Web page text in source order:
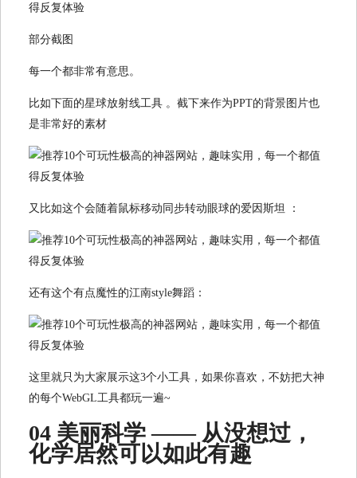
部分截图
每一个都非常有意思。
比如下面的星球放射线工具 。截下来作为PPT的背景图片也
是非常好的素材
又比如这个会随着鼠标移动同步转动眼球的爱因斯坦 ：
还有这个有点魔性的江南style舞蹈：
这里就只为大家展示这3个小工具，如果你喜欢，不妨把大神
的每个WebGL工具都玩一遍~
04 美丽科学 —— 从没想过，
化学居然可以如此有趣